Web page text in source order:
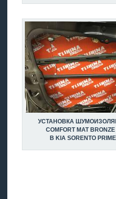
УСТАНОВКА
COMFORT MAT
В KIA SORENTO PRIME